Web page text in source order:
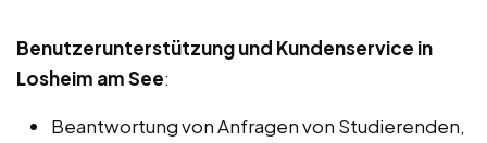
Benutzerunterstützung und Kundenservice in
Losheim am See:
Beantwortung von Anfragen von Studierenden,